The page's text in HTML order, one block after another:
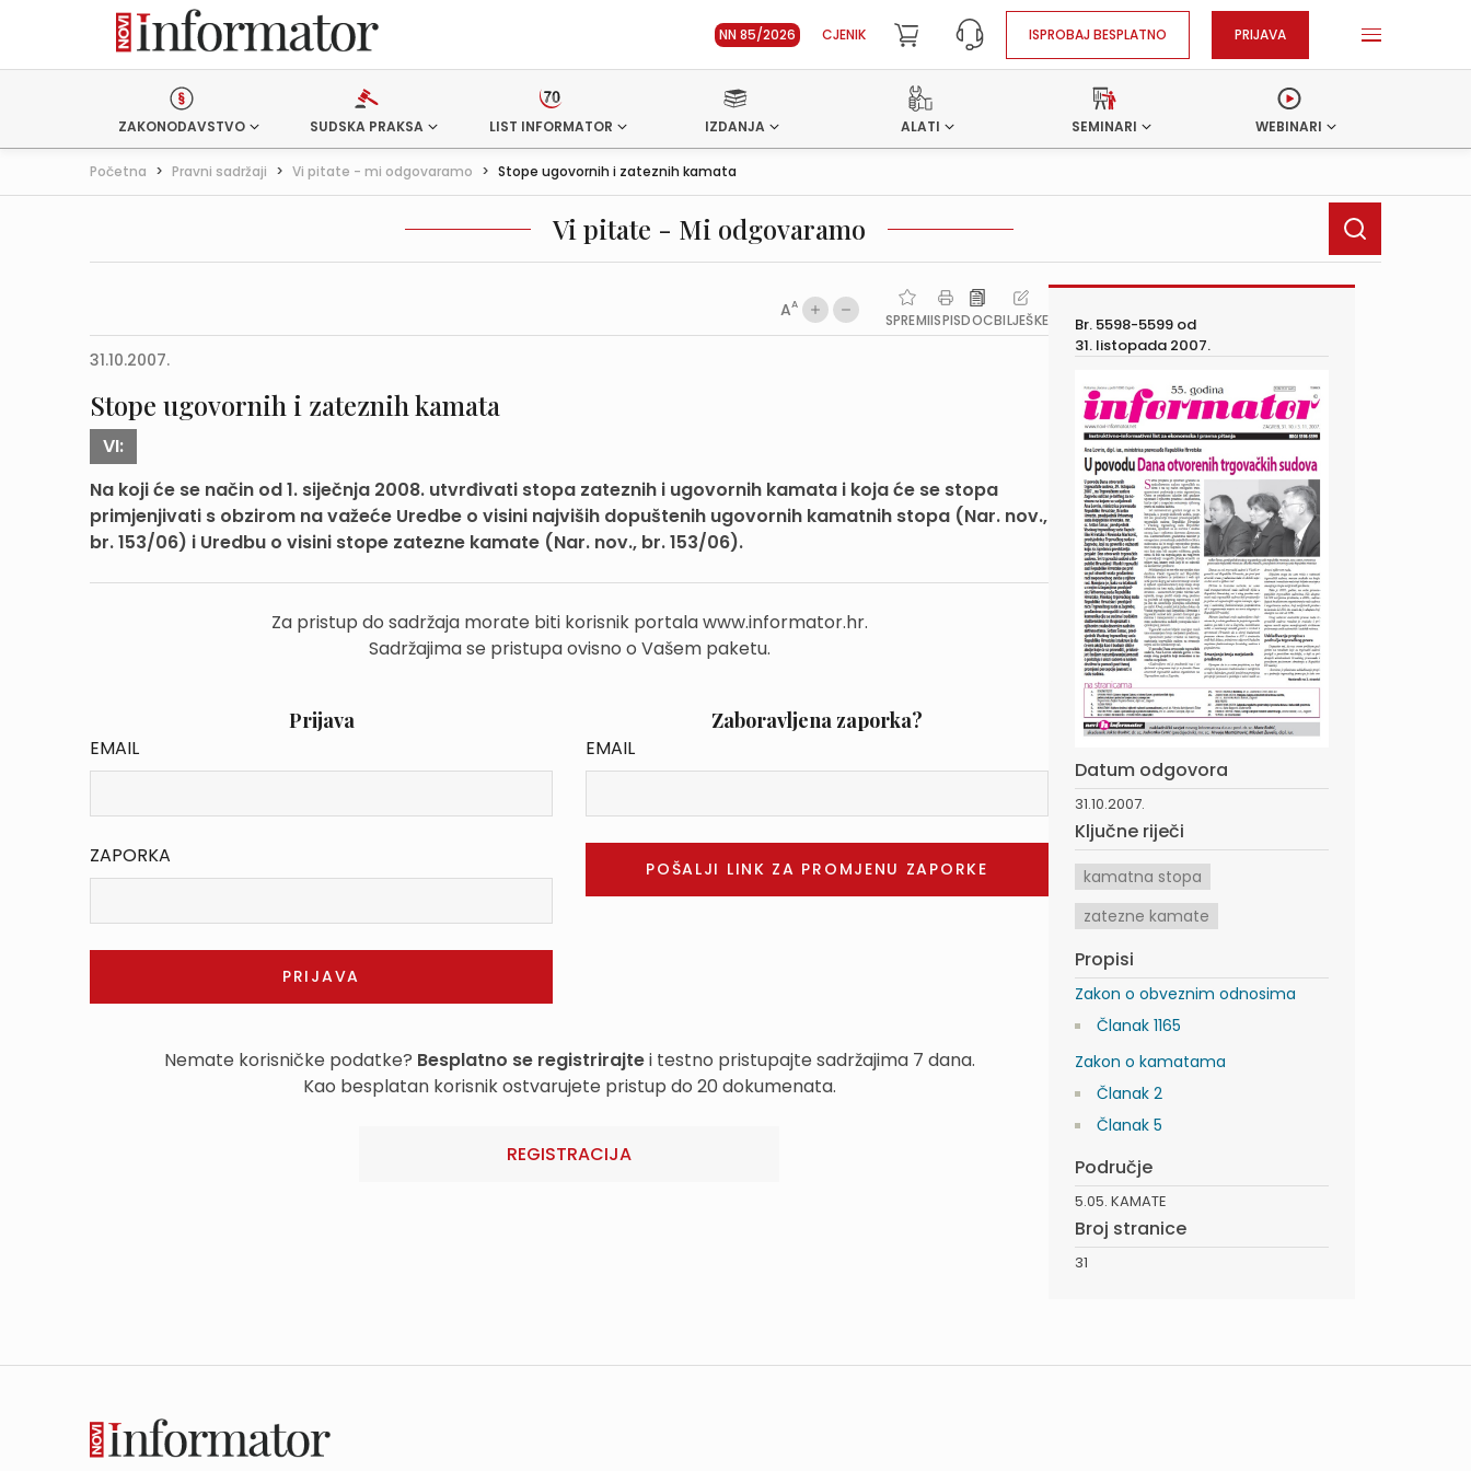
NN 85/2026 CJENIK ISPROBAJ BESPLATNO PRIJAVA
ZAKONODAVSTVO SUDSKA PRAKSA LIST INFORMATOR IZDANJA ALATI SEMINARI WEBINARI
Početna > Pravni sadržaji > Vi pitate - mi odgovaramo > Stope ugovornih i zateznih kamata
Vi pitate - Mi odgovaramo
AA
SPREMIISPISDOCBILJEŠKE
31.10.2007.
Stope ugovornih i zateznih kamata
VI:
Na koji će se način od 1. siječnja 2008. utvrđivati stopa zateznih i ugovornih kamata i koja će se stopa
primjenjivati s obzirom na važeće Uredbe o visini najviših dopuštenih ugovornih kamatnih stopa (Nar. nov.,
br. 153/06) i Uredbu o visini stope zatezne kamate (Nar. nov., br. 153/06).
Za pristup do sadržaja morate biti korisnik portala www.informator.hr.
Sadržajima se pristupa ovisno o Vašem paketu.
Prijava
EMAIL
ZAPORKA
Zaboravljena zaporka?
EMAIL
Nemate korisničke podatke? Besplatno se registrirajtei testno pristupajte sadržajima 7 dana.
Kao besplatan korisnik ostvarujete pristup do 20 dokumenata.
REGISTRACIJA
Br. 5598-5599 od
31. listopada 2007.
Datum odgovora
31.10.2007.
Ključne riječi
kamatna stopa
zatezne kamate
Propisi
Zakon o obveznim odnosima
Članak 1165
Zakon o kamatama
Članak 2
Članak 5
Područje
5.05. KAMATE
Broj stranice
31